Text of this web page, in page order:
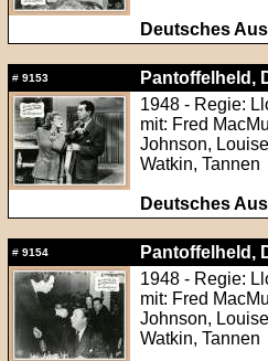
Deutsches
# 9153
Pantoffelheld,
1948 - Regie:
mit: Fred
Johnson,
Watkin, Tannen
Deutsches
# 9154
Pantoffelheld,
1948 - Regie:
mit: Fred
Johnson,
Watkin, Tannen